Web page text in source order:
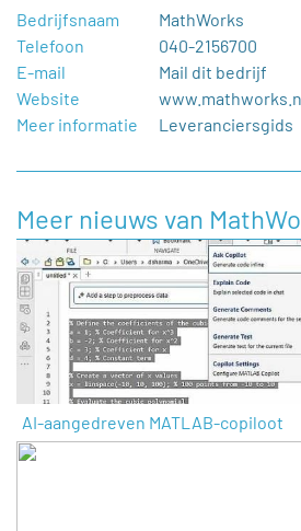
Bedrijfsnaam
MathWorks
Telefoon
040-2156700
E-mail
Mail dit bedrijf
Website
Meer informatie
Leveranciersgids
Meer nieuws van
AI-aangedreven MATLAB-copiloot